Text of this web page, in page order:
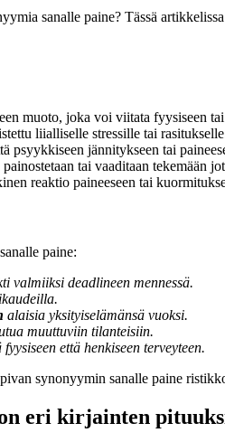
sanalle paine? Tässä
muoto, joka voi viitata fyysiseen tai
liialliselle stressille tai
psyykkiseen jännitykseen tai
tai vaaditaan tekemään
reaktio paineeseen tai
paine:
valmiiksi deadlineen mennessä.
alaisia yksityiselämänsä vuoksi.
muuttuviin tilanteisiin.
että henkiseen terveyteen.
synonyymin sanalle paine
eri kirjainten